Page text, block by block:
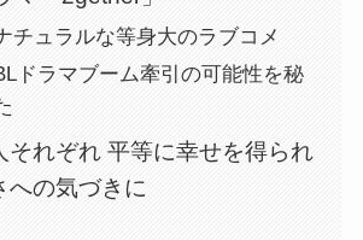
チュラルな等身大のラブコメ
ドラマブーム牽引の可能性を秘
それぞれ 平等に幸せを得られ
への気づきに